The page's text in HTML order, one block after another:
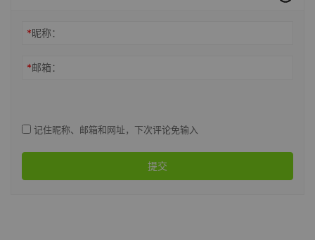
*昵称：
*邮箱：
记住昵称、邮箱和网址，下次评论免输入
提交